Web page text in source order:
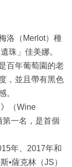
洛（Merlot）種
珠」佳美娜。
百年葡萄園的老
，並且帶有黑色
。
（Wine
一名，是首個
年、2017年和
•薩克林（JS）